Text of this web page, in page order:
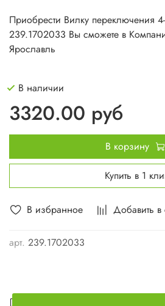
В избранное Добавить
арт. 239.1702033
Приобрести Вилку переключения
239.1702033 Вы сможете в
Ярославль
В наличии
3320.00 руб
В корзину
Купить в 1